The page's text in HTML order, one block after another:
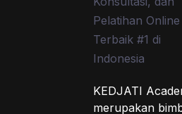
KEDJATI
merupakan